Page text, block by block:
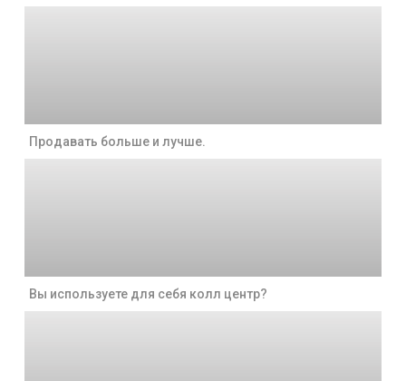
Продавать больше и лучше.
Вы используете для себя колл центр?